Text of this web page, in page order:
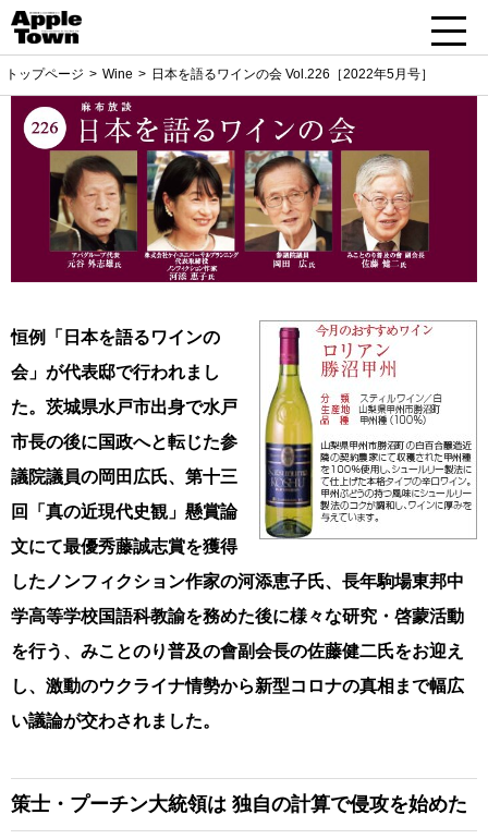
トップページ Wine 日本を語るワインの会 Vol.226［2022年5月号］
恒例「日本を語るワインの
会」が代表邸で行われまし
た。茨城県水戸市出身で水戸
市長の後に国政へと転じた参
議院議員の岡田広氏、第十三
回「真の近現代史観」懸賞論
文にて最優秀藤誠志賞を獲得
したノンフィクション作家の河添恵子氏、長年駒場東邦中
学高等学校国語科教諭を務めた後に様々な研究・啓蒙活動
を行う、みことのり普及の會副会長の佐藤健二氏をお迎え
し、激動のウクライナ情勢から新型コロナの真相まで幅広
い議論が交わされました。
策士・プーチン大統領は 独自の計算で侵攻を始めた